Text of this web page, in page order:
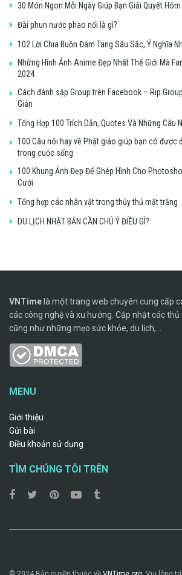
30 Món Ngon Mỗi Ngày Giúp Bạn Giải Quyết Hôm
Đài phun nước phao nổi là gì?
102 Lời Chia Buồn Đám Tang Sâu Sắc, Ý Nghĩa
Những Hình Ảnh Anime Đẹp Nhất Thế Giới Mà
2024
Cách đánh sập Group trên Facebook – Rip
Giản
Tổng Hợp 100 Trích Dẫn, Quotes Và Những Câu
100 Câu nói hay về Phật giáo giúp bạn có được
trong cuộc sống
100 Khung Ảnh Đẹp Để Ghép Hình Cho
Cưới
Tổng hợp các nhân vật trong thủy thủ mặt trăng
DU LỊCH NHẬT BẢN CẦN CHÚ Ý ĐIỀU GÌ?
VNTime là một trang web chuyên cung cấp
các công nghệ và xu hướng. Cập nhật các
cũng như những mẹo sức khỏe, du lịch,...
MENU
Giới thiệu
Gửi bài
Điều khoản sử dụng
TÌM CHÚNG TÔI TRÊN